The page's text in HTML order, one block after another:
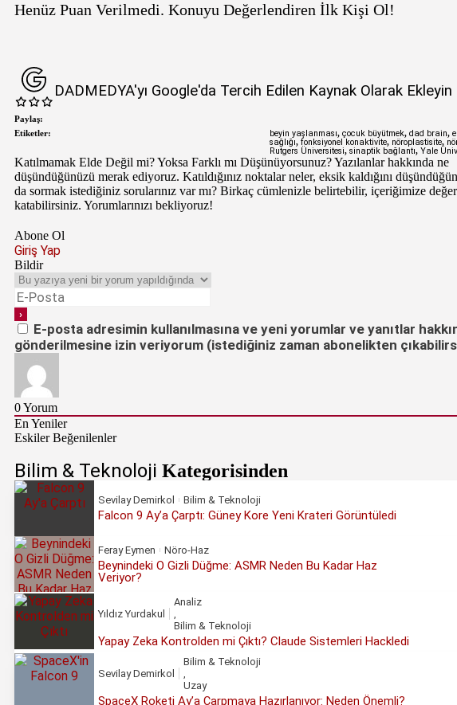
Henüz Puan Verilmedi. Konuyu Değerlendiren İlk Kişi Ol!
DADMEDYA'yı Google'da Tercih Edilen Kaynak Olarak Ekleyin
Paylaş:
Etiketler:
beyin yaşlanması, çocuk büyütmek, dad brain,
sağlığı, fonksiyonel konaktivite, nöroplastisite,
Rutgers Üniversitesi, sinaptik bağlantı, Yale
Katılmamak Elde Değil mi? Yoksa Farklı mı Düşünüyorsunuz?Yazılanlar hakkında ne
düşündüğünüzü merak ediyoruz. Katıldığınız noktalar neler, eksik kaldığını
da sormak istediğiniz sorularınız var mı? Birkaç cümlenizle belirtebilir, içeriğimize değer
katabilirsiniz. Yorumlarınızı bekliyoruz!
Abone Ol
Giriş Yap
Bildir
E-posta adresimin kullanılmasına ve yeni yorumlar ve yanıtlar
gönderilmesine izin veriyorum (istediğiniz zaman abonelikten
0Yorum
En Yeniler
Eskiler Beğenilenler
Bilim & Teknoloji Kategorisinden
Sevilay Demirkol Bilim & Teknoloji
Falcon 9 Ay’a Çarptı: Güney Kore Yeni Krateri Görüntüledi
Feray Eymen Nöro-Haz
Beynindeki O Gizli Düğme: ASMR Neden Bu Kadar Haz
Veriyor?
Yıldız Yurdakul
Analiz
Bilim & Teknoloji
Yapay Zeka Kontrolden mi Çıktı? Claude Sistemleri Hackledi
Sevilay Demirkol
Bilim & Teknoloji
Uzay
SpaceX Roketi Ay’a Çarpmaya Hazırlanıyor: Neden Önemli?